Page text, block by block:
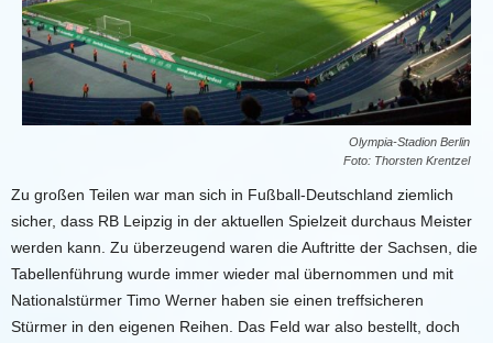
Olympia-Stadion Berlin
Foto: Thorsten Krentzel
Zu großen Teilen war man sich in Fußball-Deutschland ziemlich
sicher, dass RB Leipzig in der aktuellen Spielzeit durchaus Meister
werden kann. Zu überzeugend waren die Auftritte der Sachsen, die
Tabellenführung wurde immer wieder mal übernommen und mit
Nationalstürmer Timo Werner haben sie einen treffsicheren
Stürmer in den eigenen Reihen. Das Feld war also bestellt, doch